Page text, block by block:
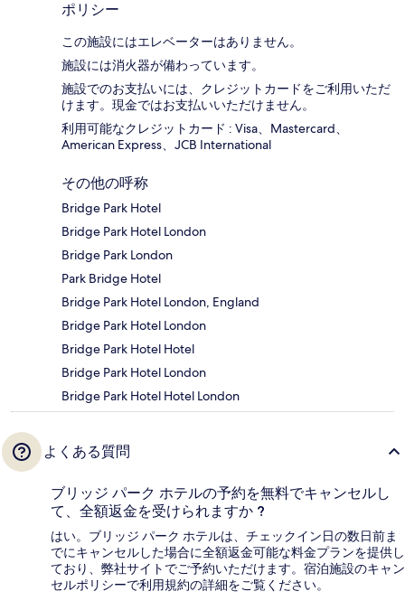
ポリシー
この施設にはエレベーターはありません。
施設には消火器が備わっています。
施設でのお支払いには、クレジットカードをご利用いただ
けます。現金ではお支払いいただけません。
利用可能なクレジットカード : Visa、Mastercard、
American Express、JCB International
その他の呼称
Bridge Park Hotel
Bridge Park Hotel London
Bridge Park London
Park Bridge Hotel
Bridge Park Hotel London, England
Bridge Park Hotel London
Bridge Park Hotel Hotel
Bridge Park Hotel London
Bridge Park Hotel Hotel London
よくある質問
ブリッジ パーク ホテルの予約を無料でキャンセルし
て、全額返金を受けられますか ?
はい。ブリッジ パーク ホテルは、チェックイン日の数日前ま
でにキャンセルした場合に全額返金可能な料金プランを提供し
ており、弊社サイトでご予約いただけます。宿泊施設のキャン
セルポリシーで利用規約の詳細をご覧ください。